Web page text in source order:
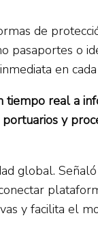
de
pasaportes o
en cada
tiempo real a
y
global.
y facilita el